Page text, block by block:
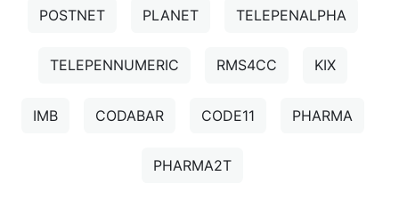
POSTNET PLANET TELEPENALPHA
TELEPENNUMERIC RMS4CC KIX
IMB CODABAR CODE11 PHARMA
PHARMA2T